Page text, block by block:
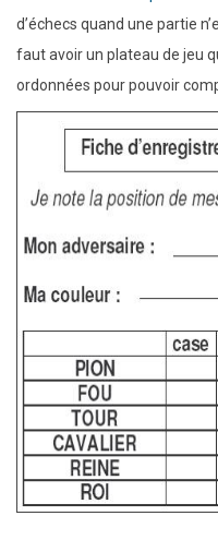
d’échecs quand une partie
faut avoir un plateau de jeu
ordonnées pour pouvoir